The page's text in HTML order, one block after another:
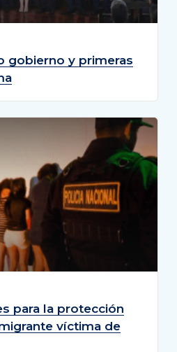
gobierno y primeras
para la protección
víctima de